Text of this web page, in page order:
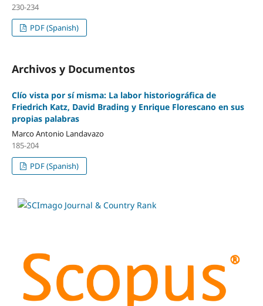
230-234
PDF (Spanish)
Archivos y Documentos
Clío vista por sí misma: La labor historiográfica de
Friedrich Katz, David Brading y Enrique Florescano en sus
propias palabras
Marco Antonio Landavazo
185-204
PDF (Spanish)